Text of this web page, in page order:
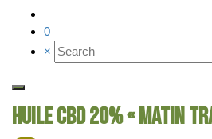
0
×
HUILE CBD 20% « MATIN